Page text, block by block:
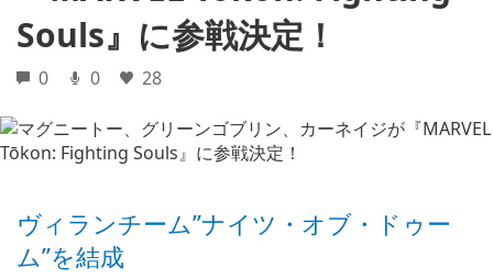
Souls』に参戦決定！
0 0 28
ヴィランチーム”ナイツ・オブ・ドゥー
ム”を結成